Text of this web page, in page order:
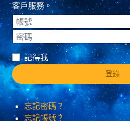
客戶服務。
帳號
密碼
記得我
登錄
忘記密碼？
忘記帳號？